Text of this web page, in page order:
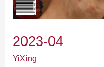
2023-04
YiXing